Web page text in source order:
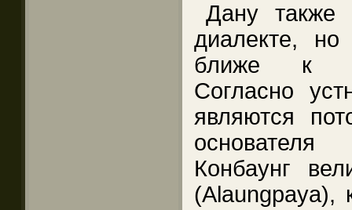
Дану также
диалекте,
ближе к
Согласно
являются
основателя
Конбаунг
(Alaungpaya),